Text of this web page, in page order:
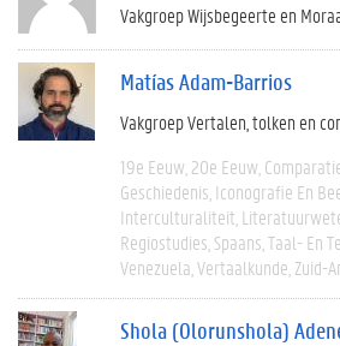
Vakgroep Wijsbegeerte en
Matías Adam-Barrios
Vakgroep Vertalen, tolken en
19e Eeuw 20e Eeuw
Geschiedenis Iconografie En
Interculturaliteit
Regiostudies Spaans Taal- En
Venezuela Vertaalkunde Zuid-
Shola (Olorunshola)